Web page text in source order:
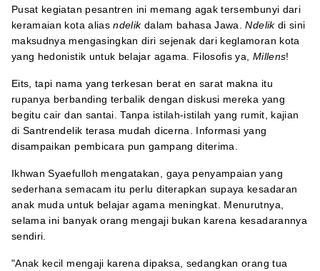
Pusat kegiatan pesantren ini memang agak tersembunyi dari
keramaian kota aliasndelikdalam bahasa Jawa.Ndelikdi sini
maksudnya mengasingkan diri sejenak dari keglamoran kota
yang hedonistik untuk belajar agama. Filosofis ya, Millens!
Eits, tapi nama yang terkesan berat en sarat makna itu
rupanya berbanding terbalik dengan diskusi mereka yang
begitu cair dan santai. Tanpa istilah-istilah yang rumit, kajian
di Santrendelik terasa mudah dicerna. Informasi yang
disampaikan pembicara pun gampang diterima.
Ikhwan Syaefulloh mengatakan, gaya penyampaian yang
sederhana semacam itu perlu diterapkan supaya kesadaran
anak muda untuk belajar agama meningkat. Menurutnya,
selama ini banyak orang mengaji bukan karena kesadarannya
sendiri.
"Anak kecil mengaji karena dipaksa, sedangkan orang tua